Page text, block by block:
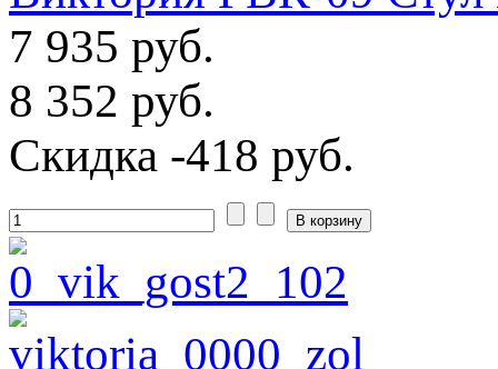
7 935 руб.
8 352 руб.
Скидка -418 руб.